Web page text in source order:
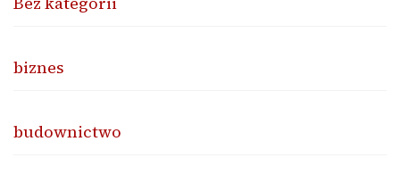
biznes
budownictwo